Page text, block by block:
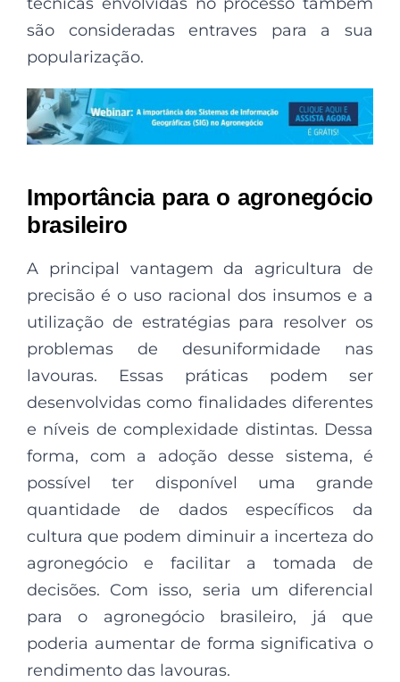
são consideradas entraves para a sua
popularização.
Importância para o agronegócio
brasileiro
A principal vantagem da agricultura de
precisão é o uso racional dos insumos e a
utilização de estratégias para resolver os
problemas de desuniformidade nas
lavouras. Essas práticas podem ser
desenvolvidas como finalidades diferentes
e níveis de complexidade distintas. Dessa
forma, com a adoção desse sistema, é
possível ter disponível uma grande
quantidade de dados específicos da
cultura que podem diminuir a incerteza do
agronegócio e facilitar a tomada de
decisões. Com isso, seria um diferencial
para o agronegócio brasileiro, já que
poderia aumentar de forma significativa o
rendimento das lavouras.